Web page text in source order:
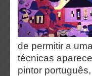
de permitir a
técnicas
pintor